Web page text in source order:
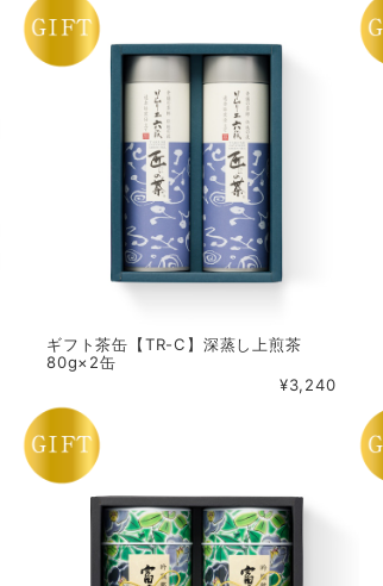
ギフト茶缶【TR-C】深蒸し上煎茶
80g×2缶
¥3,240